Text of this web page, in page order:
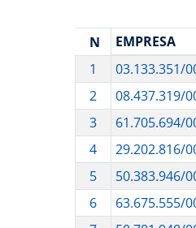
N EMPRESA
1
03.133.351/
2
08.437.319/
3
61.705.694/
4
29.202.816/
5
50.383.946/
6
63.675.555/